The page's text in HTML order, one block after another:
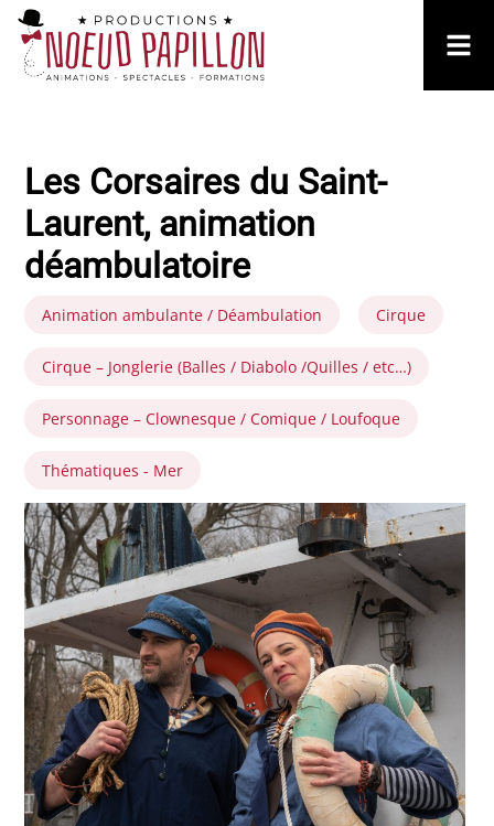
Les Corsaires du Saint-
Laurent, animation
déambulatoire
Animation ambulante / Déambulation Cirque
Cirque – Jonglerie (Balles / Diabolo /Quilles / etc…)
Personnage – Clownesque / Comique / Loufoque
Thématiques - Mer